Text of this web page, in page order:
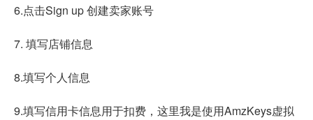
6.点击Sign up 创建卖家账号
7. 填写店铺信息
8.填写个人信息
9.填写信用卡信息用于扣费，这里我是使用AmzKeys虚拟